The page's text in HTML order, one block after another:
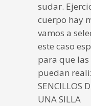
sudar.
cuerpo hay
vamos a
este caso
para que
puedan
SENCILLOS
UNA SILLA